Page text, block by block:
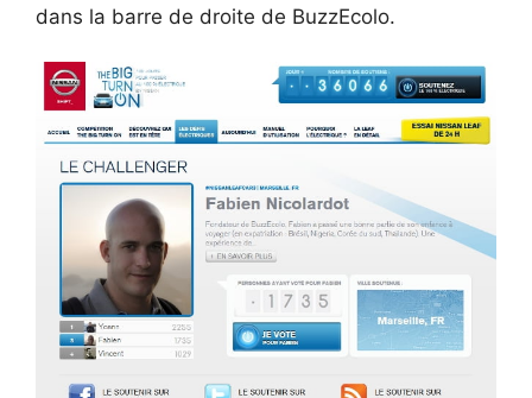
dans la barre de droite de BuzzEcolo.